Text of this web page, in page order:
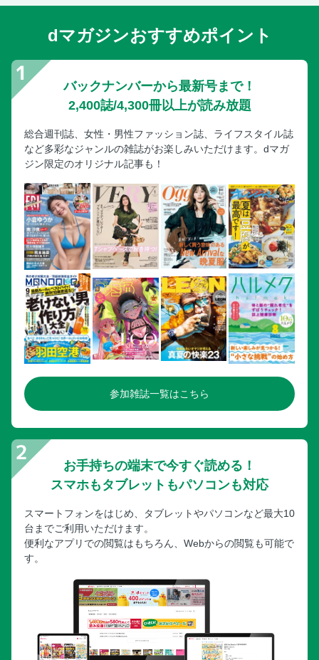
dマガジンおすすめポイント
バックナンバーから最新号まで！
2,400誌/4,300冊以上が読み放題
総合週刊誌、女性・男性ファッション誌、ライフスタイル誌
など多彩なジャンルの雑誌がお楽しみいただけます。dマガ
ジン限定のオリジナル記事も！
参加雑誌一覧はこちら
お手持ちの端末で今すぐ読める！
スマホもタブレットもパソコンも対応
スマートフォンをはじめ、タブレットやパソコンなど最大10
台までご利用いただけます。
便利なアプリでの閲覧はもちろん、Webからの閲覧も可能で
す。